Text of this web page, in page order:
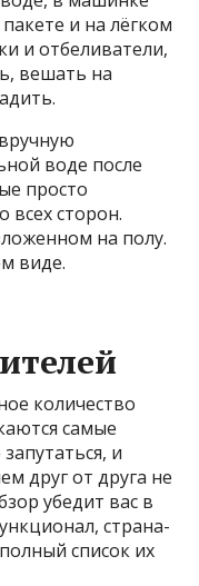
и на лёгком
и отбеливатели,
вешать на
воде после
просто
всех сторон.
на полу.
виде.
количество
самые
и
друг от друга не
убедит вас в
страна-
список их